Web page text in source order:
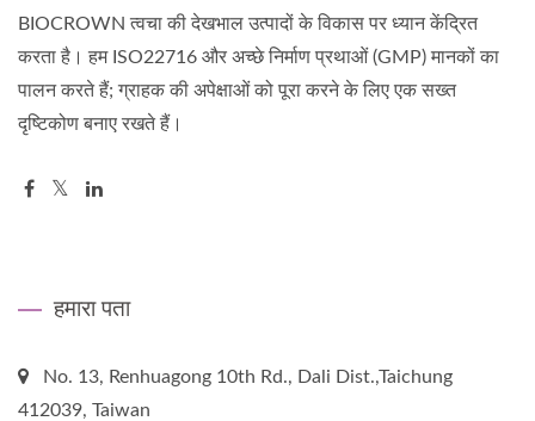
BIOCROWN त्वचा की देखभाल उत्पादों के विकास पर ध्यान केंद्रित
करता है। हम ISO22716 और अच्छे निर्माण प्रथाओं (GMP) मानकों का
पालन करते हैं; ग्राहक की अपेक्षाओं को पूरा करने के लिए एक सख्त
दृष्टिकोण बनाए रखते हैं।
हमारा पता
No. 13, Renhuagong 10th Rd., Dali Dist.,Taichung
412039, Taiwan